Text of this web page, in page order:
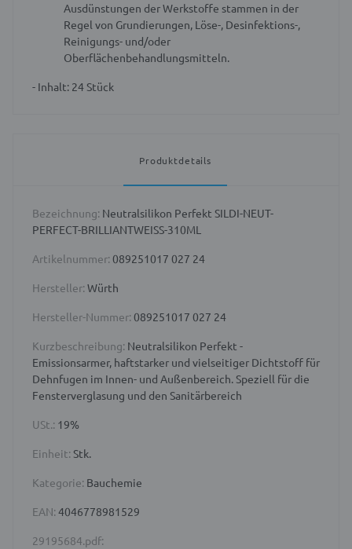
Ausdünstungen der Werkstoffe stammen in der
Regel von Grundierungen, Löse-, Desinfektions-,
Reinigungs- und/oder
Oberflächenbehandlungsmitteln.
- Inhalt: 24 Stück
Produktdetails
Bezeichnung: Neutralsilikon Perfekt SILDI-NEUT-
PERFECT-BRILLIANTWEISS-310ML
Artikelnummer: 089251017 027 24
Hersteller: Würth
Hersteller-Nummer: 089251017 027 24
Kurzbeschreibung: Neutralsilikon Perfekt -
Emissionsarmer, haftstarker und vielseitiger Dichtstoff für
Dehnfugen im Innen- und Außenbereich. Speziell für die
Fensterverglasung und den Sanitärbereich
USt.: 19%
Einheit: Stk.
Kategorie: Bauchemie
EAN: 4046778981529
29195684.pdf: